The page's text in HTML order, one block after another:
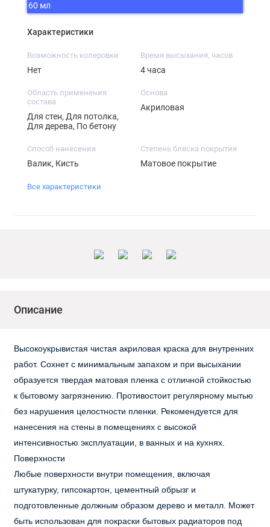
60 мл
Характеристики
Возможность колеровки
Нет
Время высыхания, часов
4 часа
Область применения
состава
Для стен, Для потолка,
Для дерева, По бетону
Основа
Акриловая
Способ нанесения
Валик, Кисть
Степень блеска покрытия
Матовое покрытие
Все характеристики
Описание
Высокоукрывистая чистая акриловая краска для внутренних
работ. Сохнет с минимальным запахом и при высыхании
образуется твердая матовая пленка с отличной стойкостью
к бытовому загрязнению. Противостоит регулярному мытью
без нарушения целостности пленки. Рекомендуется для
нанесения на стены в помещениях с высокой
интенсивностью эксплуатации, в ванных и на кухнях.
Поверхности
Любые поверхности внутри помещения, включая
штукатурку, гипсокартон, цементный обрызг и
подготовленные должным образом дерево и металл. Может
быть использован для покраски бытовых радиаторов под